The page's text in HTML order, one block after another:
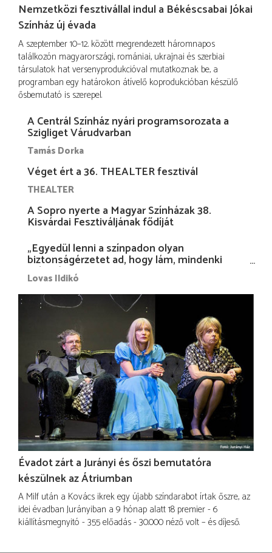
Nemzetközi fesztivállal indul a Békéscsabai Jókai
Színház új évada
A szeptember 10–12. között megrendezett háromnapos
találkozón magyarországi, romániai, ukrajnai és szerbiai
társulatok hat versenyprodukcióval mutatkoznak be, a
programban egy határokon átívelő koprodukcióban készülő
ősbemutató is szerepel.
A Centrál Színház nyári programsorozata a
Szigliget Várudvarban
Tamás Dorka
Véget ért a 36. THEALTER fesztivál
THEALTER
A Sopro nyerte a Magyar Színházak 38.
Kisvárdai Fesztiváljának fődíját
„Egyedül lenni a színpadon olyan
biztonságérzetet ad, hogy lám, mindenki
más nélkül is megvagyok magammal…”
Lovas Ildikó
Évadot zárt a Jurányi és őszi bemutatóra
készülnek az Átriumban
A Milf után a Kovács ikrek egy újabb színdarabot írtak őszre, az
idei évadban Jurányiban a 9 hónap alatt 18 premier - 6
kiállításmegnyitó - 355 előadás - 30.000 néző volt – és díjeső.